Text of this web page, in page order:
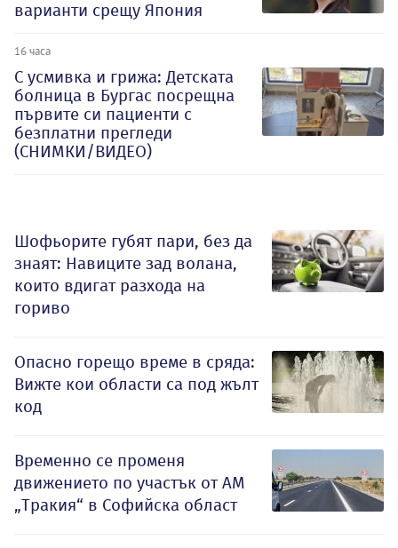
варианти срещу Япония
16 часа
С усмивка и грижа: Детската
болница в Бургас посрещна
първите си пациенти с
безплатни прегледи
(СНИМКИ/ВИДЕО)
Шофьорите губят пари, без да
знаят: Навиците зад волана,
които вдигат разхода на
гориво
Опасно горещо време в сряда:
Вижте кои области са под жълт
код
Временно се променя
движението по участък от АМ
„Тракия“ в Софийска област